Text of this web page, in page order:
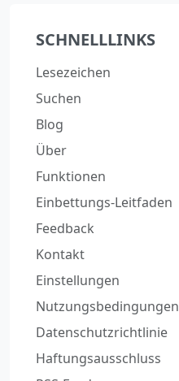
SCHNELLLINKS
Lesezeichen
Suchen
Blog
Über
Funktionen
Einbettungs-Leitfaden
Feedback
Kontakt
Einstellungen
Nutzungsbedingungen
Datenschutzrichtlinie
Haftungsausschluss